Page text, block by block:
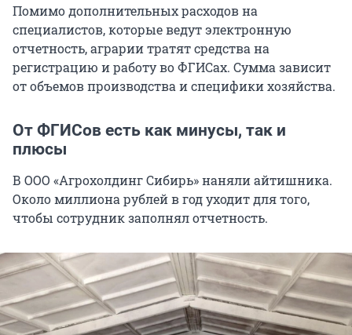
Помимо дополнительных расходов на
специалистов, которые ведут электронную
отчетность, аграрии тратят средства на
регистрацию и работу во ФГИСах. Сумма зависит
от объемов производства и специфики хозяйства.
От ФГИСов есть как минусы, так и
плюсы
В ООО «Агрохолдинг Сибирь» наняли айтишника.
Около миллиона рублей в год уходит для того,
чтобы сотрудник заполнял отчетность.